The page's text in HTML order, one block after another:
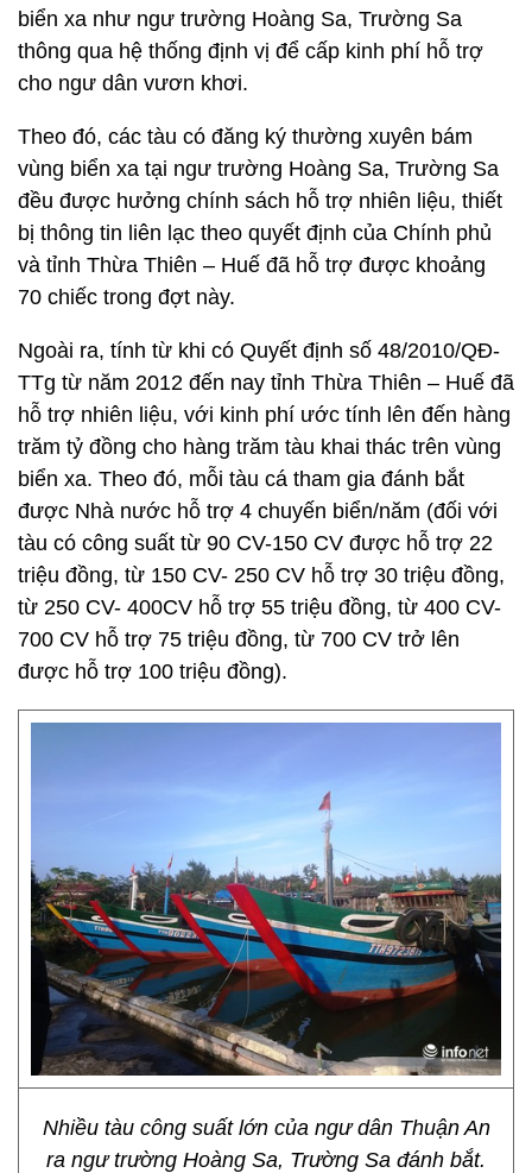
biển xa như ngư trường Hoàng Sa, Trường Sa
thông qua hệ thống định vị để cấp kinh phí hỗ trợ
cho ngư dân vươn khơi.
Theo đó, các tàu có đăng ký thường xuyên bám
vùng biển xa tại ngư trường Hoàng Sa, Trường Sa
đều được hưởng chính sách hỗ trợ nhiên liệu, thiết
bị thông tin liên lạc theo quyết định của Chính phủ
và tỉnh Thừa Thiên – Huế đã hỗ trợ được khoảng
70 chiếc trong đợt này.
Ngoài ra, tính từ khi có Quyết định số 48/2010/QĐ-
TTg từ năm 2012 đến nay tỉnh Thừa Thiên – Huế đã
hỗ trợ nhiên liệu, với kinh phí ước tính lên đến hàng
trăm tỷ đồng cho hàng trăm tàu khai thác trên vùng
biển xa. Theo đó, mỗi tàu cá tham gia đánh bắt
được Nhà nước hỗ trợ 4 chuyến biển/năm (đối với
tàu có công suất từ 90 CV-150 CV được hỗ trợ 22
triệu đồng, từ 150 CV- 250 CV hỗ trợ 30 triệu đồng,
từ 250 CV- 400CV hỗ trợ 55 triệu đồng, từ 400 CV-
700 CV hỗ trợ 75 triệu đồng, từ 700 CV trở lên
được hỗ trợ 100 triệu đồng).
Nhiều tàu công suất lớn của ngư dân Thuận An
ra ngư trường Hoàng Sa, Trường Sa đánh bắt.